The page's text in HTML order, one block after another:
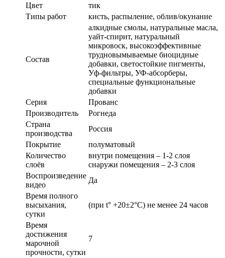
Цвет
тик
Типы работ
кисть, распыление, облив/окунание
Состав
алкидные смолы, натуральные масла,
уайт-спирит, натуральный
микровоск, высокоэффективные
трудновымываемые биоцидные
добавки, светостойкие пигменты,
Уф-фильтры, УФ-абсорберы,
специальные функциональные
добавки
Серия
Прованс
Производитель
Рогнеда
Страна
производства
Россия
Покрытие
полуматовый
Количество
слоёв
внутри помещения – 1-2 слоя
снаружи помещения – 2-3 слоя
Воспроизведение
видео
Да
Время полного
высыхания,
сутки
(при t° +20±2°C) не менее 24 часов
Время
достижения
марочной
прочности, сутки
7